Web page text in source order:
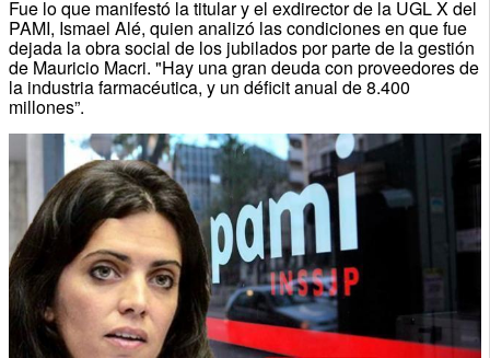
Fue lo que manifestó la titular y el exdirector de la UGL X del
PAMI, Ismael Alé, quien analizó las condiciones en que fue
dejada la obra social de los jubilados por parte de la gestión
de Mauricio Macri. "Hay una gran deuda con proveedores de
la industria farmacéutica, y un déficit anual de 8.400
millones”.